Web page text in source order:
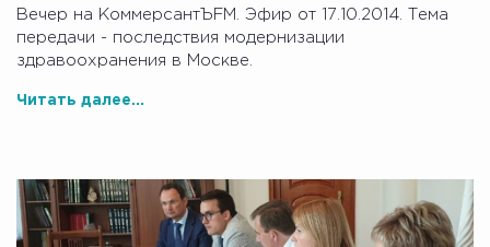
Вечер на КоммерсантЪFM. Эфир от 17.10.2014. Тема
передачи - последствия модернизации
здравоохранения в Москве.
Читать далее...